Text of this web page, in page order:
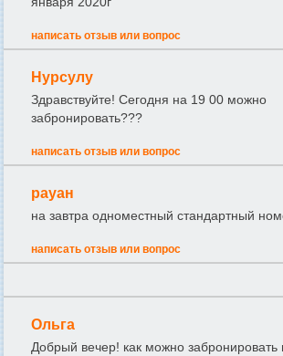
написать отзыв или вопрос
Нурсулу
Здравствуйте! Сегодня на 19 00 можно
забронировать???
написать отзыв или вопрос
рауан
на завтра одноместный стандартный
написать отзыв или вопрос
Ольга
Добрый вечер! как можно